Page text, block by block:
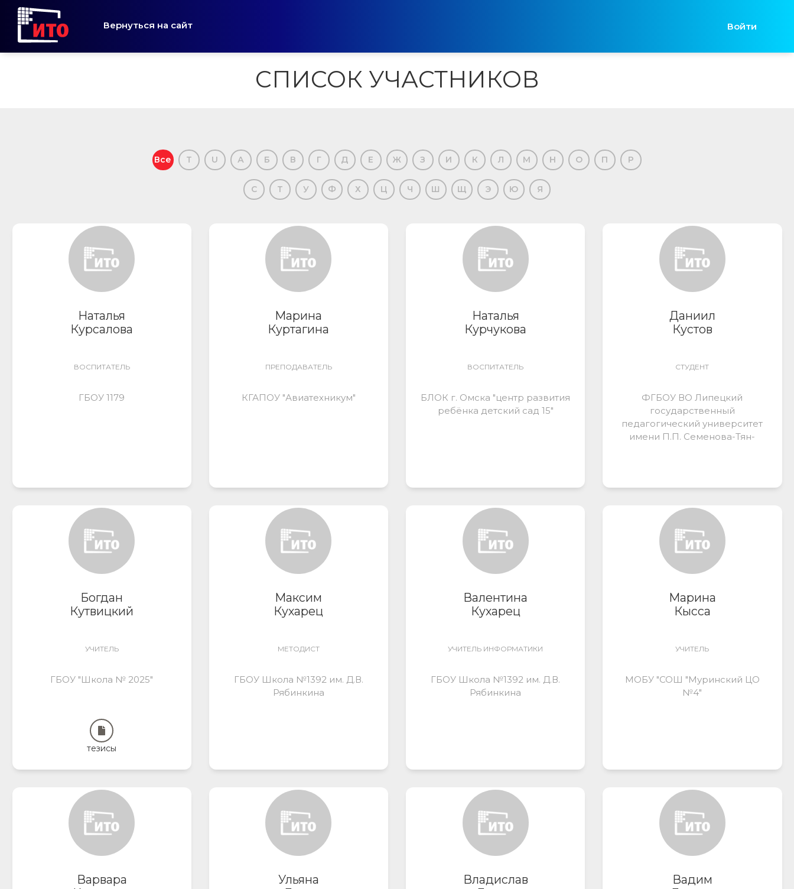
Вернуться на сайт Войти
СПИСОК УЧАСТНИКОВ
Все T U А Б В Г Д Е Ж З И К Л М Н О П Р
С Т У Ф Х Ц Ч Ш Щ Э Ю Я
Наталья
Курсалова
ВОСПИТАТЕЛЬ
ГБОУ 1179
Марина
Куртагина
ПРЕПОДАВАТЕЛЬ
КГАПОУ "Авиатехникум"
Наталья
Курчукова
ВОСПИТАТЕЛЬ
БЛОК г. Омска "центр развития
ребёнка детский сад 15"
Даниил
Кустов
СТУДЕНТ
ФГБОУ ВО Липецкий
государственный
педагогический университет
имени П.П. Семенова-Тян-
Богдан
Кутвицкий
УЧИТЕЛЬ
ГБОУ "Школа № 2025"
тезисы
Максим
Кухарец
МЕТОДИСТ
ГБОУ Школа №1392 им. Д.В.
Рябинкина
Валентина
Кухарец
УЧИТЕЛЬ ИНФОРМАТИКИ
ГБОУ Школа №1392 им. Д.В.
Рябинкина
Марина
Кысса
УЧИТЕЛЬ
МОБУ "СОШ "Муринский ЦО
№4"
Варвара
Ульяна
Владислав
Вадим